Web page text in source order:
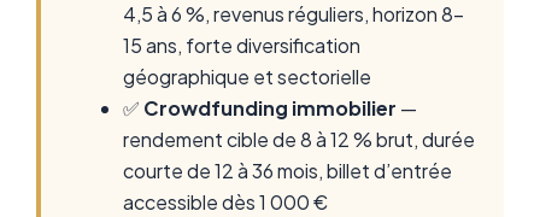
4,5 à 6 %, revenus réguliers, horizon 8-
15 ans, forte diversification
géographique et sectorielle
✅ Crowdfunding immobilier —
rendement cible de 8 à 12 % brut, durée
courte de 12 à 36 mois, billet d’entrée
accessible dès 1 000 €